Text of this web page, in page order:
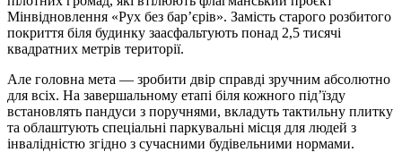
Мінвідновлення «Рух без бар’єрів». Замість старого розбитого
покриття біля будинку заасфальтують понад 2,5 тисячі
квадратних метрів території.
Але головна мета — зробити двір справді зручним абсолютно
для всіх. На завершальному етапі біля кожного під’їзду
встановлять пандуси з поручнями, вкладуть тактильну плитку
та облаштують спеціальні паркувальні місця для людей з
інвалідністю згідно з сучасними будівельними нормами.